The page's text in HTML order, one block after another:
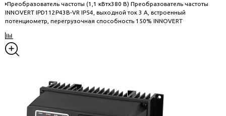
Преобразователь частоты (1,1 кВтx380 В) Преобразователь частоты
INNOVERT IPD112P43B-VR IP54, выходной ток 3 А, встроенный
потенциометр, перегрузочная способность 150% INNOVERT